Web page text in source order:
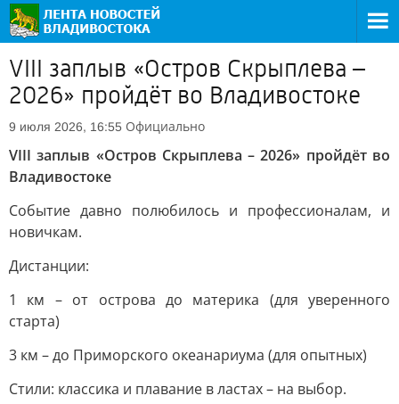
VIII заплыв «Остров Скрыплева –
2026» пройдёт во Владивостоке
9 июля 2026, 16:55 Официально
VIII заплыв «Остров Скрыплева – 2026» пройдёт во
Владивостоке
Событие давно полюбилось и профессионалам, и
новичкам.
Дистанции:
1 км – от острова до материка (для уверенного
старта)
3 км – до Приморского океанариума (для опытных)
Стили: классика и плавание в ластах – на выбор.